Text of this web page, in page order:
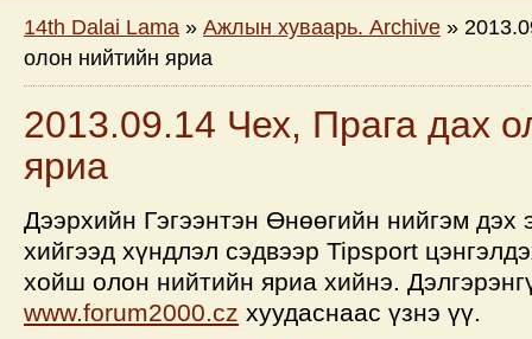
14th Dalai Lama » Ажлын хуваарь. Archive »
олон нийтийн яриа
2013.09.14 Чех, Прага дах
яриа
Дээрхийн Гэгээнтэн Өнөөгийн нийгэм дэх
хийгээд хүндлэл сэдвээр Tipsport
хойш олон нийтийн яриа хийнэ.
www.forum2000.cz хуудаснаас үзнэ үү.